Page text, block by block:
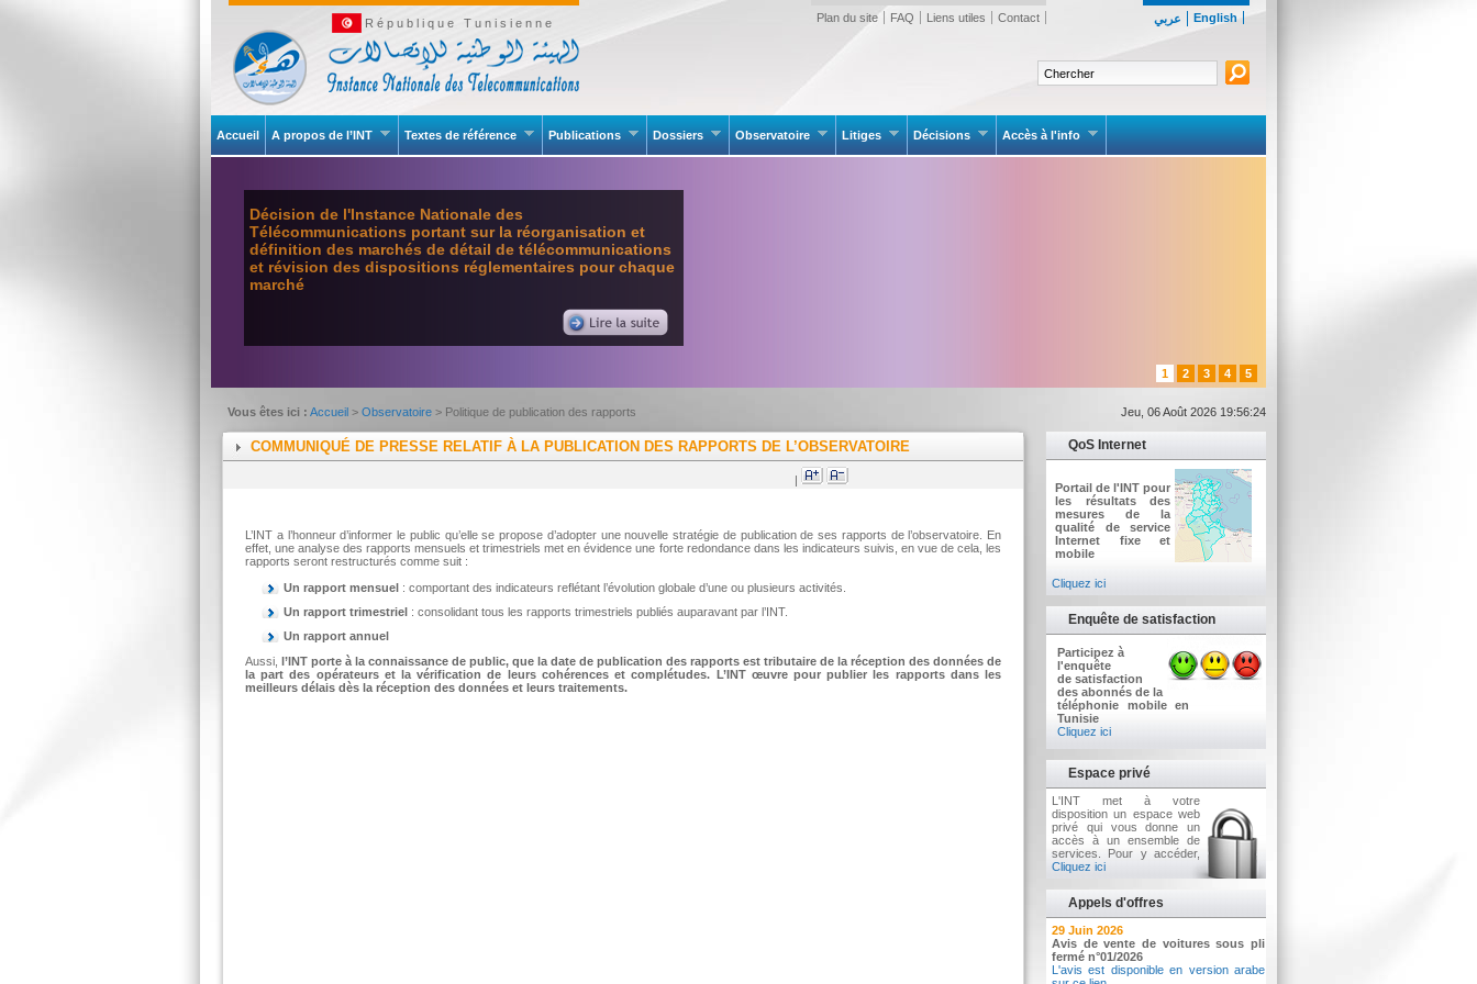
عربي English
Contact
Liens utiles
FAQ
Plan du site
République Tunisienne
Accueil A propos de l’INT Textes de référence Publications Dossiers Observatoire Litiges Décisions Accès à l'info
Décision de l'Instance Nationale des
Télécommunications portant sur la réorganisation et
définition des marchés de détail de télécommunications
et révision des dispositions réglementaires pour chaque
marché
1 2 3 4 5
Vous êtes ici : Accueil > Observatoire > Politique de publication des rapports Jeu, 06 Août 2026 19:56:24
QoS Internet
Portail de l'INT pour
les résultats des
mesures de la
qualité de service
Internet fixe et
mobile
Cliquez ici
Enquête de satisfaction
Participez à
l'enquête
de satisfaction
des abonnés de la
téléphonie mobile en
Tunisie
Cliquez ici
Espace privé
L'INT met à votre
disposition un espace web
privé qui vous donne un
accès à un ensemble de
services. Pour y accéder,
Cliquez ici
Appels d'offres
2 Juillet 2026
Avis d'appel d'offres n°3/2026
Acquisition d’équipements informatiques
29 Juin 2026
Avis de vente de voitures sous pli
fermé n°01/2026
L'avis est disponible en version arabe
COMMUNIQUÉ DE PRESSE RELATIF À LA PUBLICATION DES RAPPORTS DE L’OBSERVATOIRE
|
L’INT a l’honneur d’informer le public qu’elle se propose d’adopter une nouvelle stratégie de publication de ses rapports de l’observatoire. En
effet, une analyse des rapports mensuels et trimestriels met en évidence une forte redondance dans les indicateurs suivis, en vue de cela, les
rapports seront restructurés comme suit :
Un rapport mensuel : comportant des indicateurs reflétant l’évolution globale d’une ou plusieurs activités.
Un rapport trimestriel : consolidant tous les rapports trimestriels publiés auparavant par l’INT.
Un rapport annuel
Aussi, l’INT porte à la connaissance de public, que la date de publication des rapports est tributaire de la réception des données de
la part des opérateurs et la vérification de leurs cohérences et complétudes. L’INT œuvre pour publier les rapports dans les
meilleurs délais dès la réception des données et leurs traitements.